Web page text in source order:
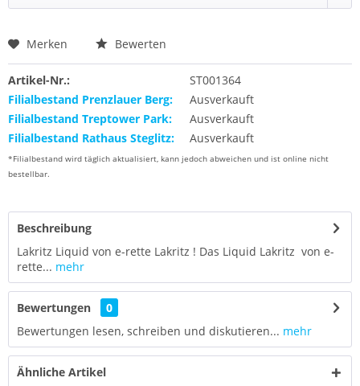
Merken Bewerten
Artikel-Nr.:
ST001364
Filialbestand Prenzlauer Berg:
Ausverkauft
Filialbestand Treptower Park:
Ausverkauft
Filialbestand Rathaus Steglitz:
Ausverkauft
*Filialbestand wird täglich aktualisiert, kann jedoch abweichen und ist online nicht
bestellbar.
Beschreibung
Lakritz Liquid von e-rette Lakritz ! Das Liquid Lakritz von e-
rette... mehr
Bewertungen
0
Bewertungen lesen, schreiben und diskutieren... mehr
Ähnliche Artikel